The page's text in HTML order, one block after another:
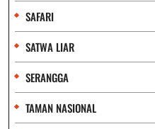
SAFARI
SATWA LIAR
SERANGGA
TAMAN NASIONAL